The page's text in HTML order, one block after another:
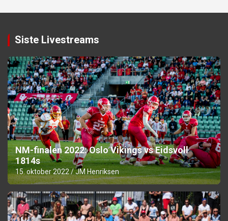
Siste Livestreams
NM-finalen 2022: Oslo Vikings vs Eidsvoll
1814s
15. oktober 2022 JM Henriksen